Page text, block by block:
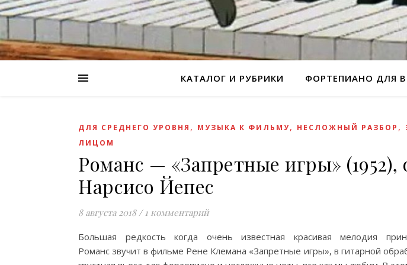
КАТАЛОГ И РУБРИКИ ФОРТЕПИАНО ДЛЯ
ДЛЯ СРЕДНЕГО УРОВНЯ , МУЗЫКА К ФИЛЬМУ, НЕСЛОЖНЫЙ РАЗБОР ,
ЛИЦОМ
Романс — «Запретные игры» (1952),
Нарсисо Йепес
8 августа 2018 / 1 комментарий
Большая редкость когда oчень известная красивая мелодия
Романс звучит в фильме Рене Клемана «Запретные игры», в гитарной